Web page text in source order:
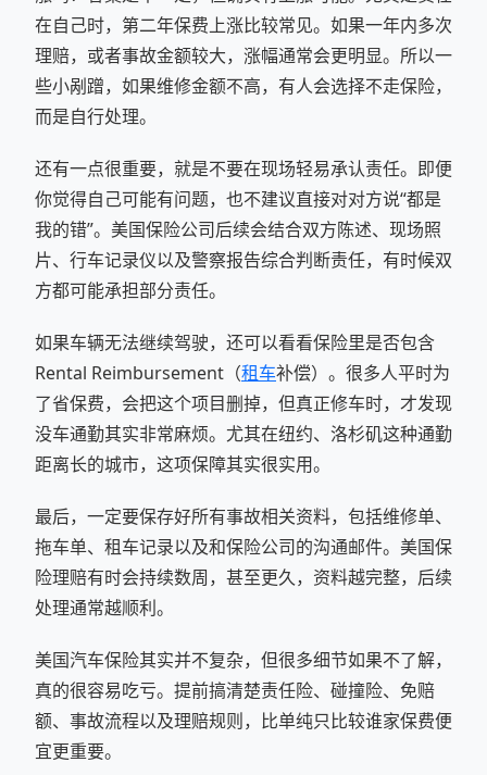
在自己时，第二年保费上涨比较常见。如果一年内多次
理赔，或者事故金额较大，涨幅通常会更明显。所以一
些小剐蹭，如果维修金额不高，有人会选择不走保险，
而是自行处理。
还有一点很重要，就是不要在现场轻易承认责任。即便
你觉得自己可能有问题，也不建议直接对对方说“都是
我的错”。美国保险公司后续会结合双方陈述、现场照
片、行车记录仪以及警察报告综合判断责任，有时候双
方都可能承担部分责任。
如果车辆无法继续驾驶，还可以看看保险里是否包含
Rental Reimbursement（租车补偿）。很多人平时为
了省保费，会把这个项目删掉，但真正修车时，才发现
没车通勤其实非常麻烦。尤其在纽约、洛杉矶这种通勤
距离长的城市，这项保障其实很实用。
最后，一定要保存好所有事故相关资料，包括维修单、
拖车单、租车记录以及和保险公司的沟通邮件。美国保
险理赔有时会持续数周，甚至更久，资料越完整，后续
处理通常越顺利。
美国汽车保险其实并不复杂，但很多细节如果不了解，
真的很容易吃亏。提前搞清楚责任险、碰撞险、免赔
额、事故流程以及理赔规则，比单纯只比较谁家保费便
宜更重要。